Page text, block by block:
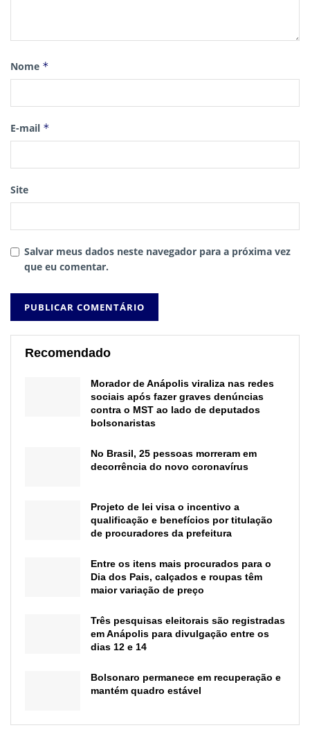
Nome *
E-mail *
Site
Salvar meus dados neste navegador para a próxima vez
que eu comentar.
Recomendado
Morador de Anápolis viraliza nas redes
sociais após fazer graves denúncias
contra o MST ao lado de deputados
bolsonaristas
No Brasil, 25 pessoas morreram em
decorrência do novo coronavírus
Projeto de lei visa o incentivo a
qualificação e benefícios por titulação
de procuradores da prefeitura
Entre os itens mais procurados para o
Dia dos Pais, calçados e roupas têm
maior variação de preço
Três pesquisas eleitorais são registradas
em Anápolis para divulgação entre os
dias 12 e 14
Bolsonaro permanece em recuperação e
mantém quadro estável